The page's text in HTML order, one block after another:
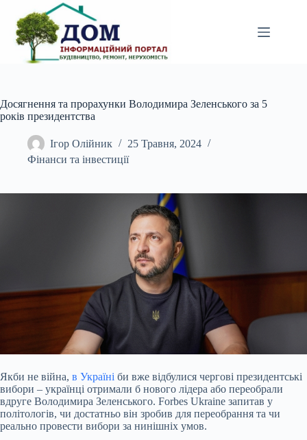
вмісту
Досягнення та прорахунки Володимира Зеленського за 5
років президентства
Ігор Олійник
25 Травня, 2024
Фінанси та інвестиції
Якби не війна, в Україні би вже відбулися чергові президентські
вибори – українці отримали б нового лідера або переобрали
вдруге Володимира Зеленського. Forbes Ukraine запитав у
політологів, чи достатньо він зробив для переобрання та чи
реально провести вибори за нинішніх умов.